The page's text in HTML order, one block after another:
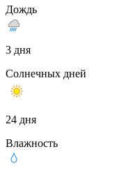
Дождь
3 дня
Солнечных дней
24 дня
Влажность